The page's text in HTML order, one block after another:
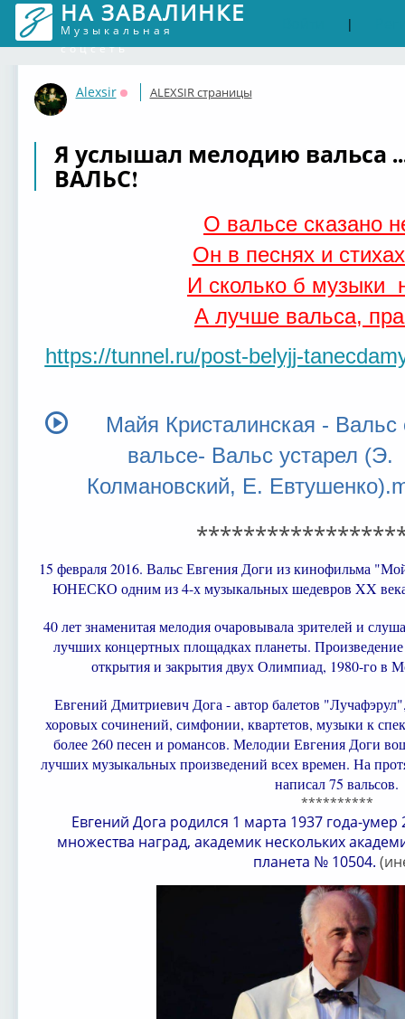
НА ЗАВАЛИНКЕ
Музыкальная
соцсеть
|
Alexsir
Оффлайн
ALEXSIR страницы
Я услышал мелодию вальса
ВАЛЬС!
О вальсе сказано
Он в песнях и
И сколько б музыки
А лучше вальса,
https://tunnel.ru/post-belyjj-
Майя Кристалинская - Вальс
вальсе- Вальс устарел (Э.
Колмановский, Е.
15 февраля 2016. Вальс Евгения Доги из кинофильма
ЮНЕСКО одним из 4-х музыкальных шедевров XX
40 лет знаменитая мелодия очаровывала зрителей и
лучших концертных площадках планеты.
открытия и закрытия двух Олимпиад, 1980-го в
Евгений Дмитриевич Дога - автор балетов
хоровых сочинений, симфонии, квартетов, музыки к
более 260 песен и романсов. Мелодии Евгения Доги
лучших музыкальных произведений всех времен. На
написал 75 вальсов.
**********
Евгений Дога родился 1 марта 1937 года-
множества наград, академик нескольких
планета № 10504.